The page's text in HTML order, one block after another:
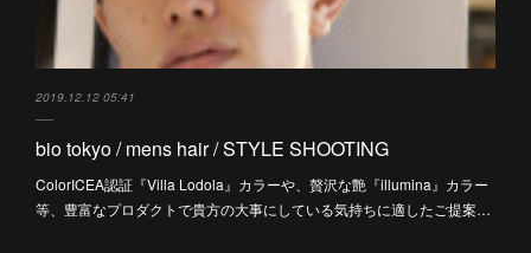
2019.12.12 05:41
bio tokyo / mens hair / STYLE SHOOTING
ColorICEA認証『Villa Lodola』カラーや、贅沢な艶『illumina』カラー
等、豊富なプロダクトで貴方の大事にしている気持ちに適したご提案…